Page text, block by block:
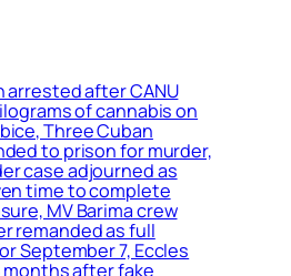
arrested after CANU
of cannabis on
Three Cuban
to prison for murder,
case adjourned as
time to complete
MV Barima crew
remanded as full
September 7, Eccles
months after fake